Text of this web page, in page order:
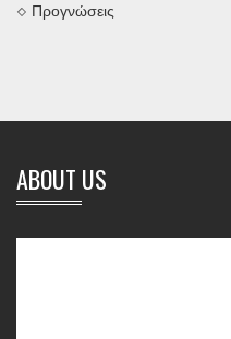
Προγνώσεις
ABOUT US